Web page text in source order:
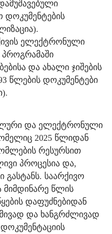
დოკუმენტების
ელექტრონული
და ახალი ჯიშების
წლების დოკუმენტები
და ელექტრონული
2025 წლიდან
რესურსით
პროცესია და,
საარქივო
მიმდინარე წლის
დაფუძნებიდან
და ხანგრძლივად